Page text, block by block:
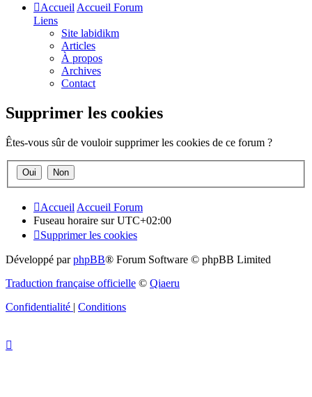
Accueil Accueil Forum
Liens
Site labidikm
Articles
À propos
Archives
Contact
Supprimer les cookies
Êtes-vous sûr de vouloir supprimer les cookies de ce forum ?
Accueil Accueil Forum
Fuseau horaire surUTC+02:00
Supprimer les cookies
Développé parphpBB® Forum Software © phpBB Limited
Traduction française officielle © Qiaeru
Confidentialité | Conditions